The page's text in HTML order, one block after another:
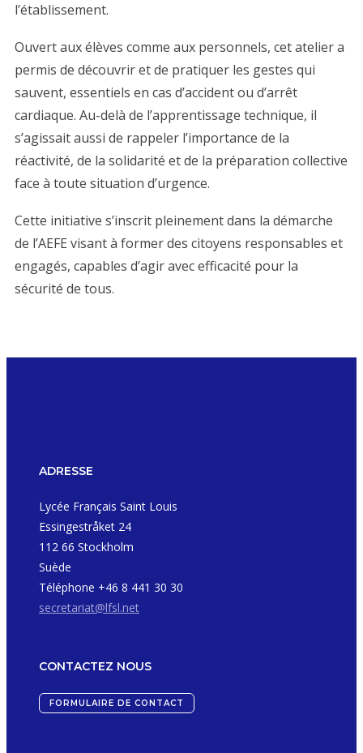
l’établissement.
Ouvert aux élèves comme aux personnels, cet atelier a
permis de découvrir et de pratiquer les gestes qui
sauvent, essentiels en cas d’accident ou d’arrêt
cardiaque. Au-delà de l’apprentissage technique, il
s’agissait aussi de rappeler l’importance de la
réactivité, de la solidarité et de la préparation collective
face à toute situation d’urgence.
Cette initiative s’inscrit pleinement dans la démarche
de l’AEFE visant à former des citoyens responsables et
engagés, capables d’agir avec efficacité pour la
sécurité de tous.
ADRESSE
Lycée Français Saint Louis
Essingestråket 24
112 66 Stockholm
Suède
Téléphone +46 8 441 30 30
secretariat@lfsl.net
CONTACTEZ NOUS
FORMULAIRE DE CONTACT